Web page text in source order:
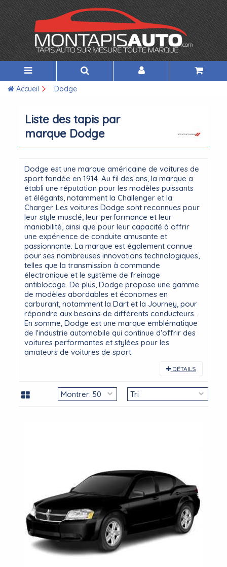
Accueil Dodge
Liste des tapis par
marque Dodge
Dodge est une marque américaine de voitures de
sport fondée en 1914. Au fil des ans, la marque a
établi une réputation pour les modèles puissants
et élégants, notamment la Challenger et la
Charger. Les voitures Dodge sont reconnues pour
leur style musclé, leur performance et leur
maniabilité, ainsi que pour leur capacité à offrir
une expérience de conduite amusante et
passionnante. La marque est également connue
pour ses nombreuses innovations technologiques,
telles que la transmission à commande
électronique et le système de freinage
antiblocage. De plus, Dodge propose une gamme
de modèles abordables et économes en
carburant, notamment la Dart et la Journey, pour
répondre aux besoins de différents conducteurs.
En somme, Dodge est une marque emblématique
de l'industrie automobile qui continue d'offrir des
voitures performantes et stylées pour les
amateurs de voitures de sport.
DÉTAILS